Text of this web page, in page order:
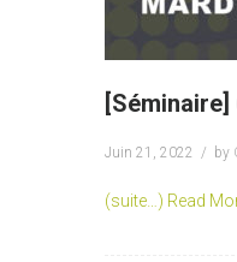
Juin 21, 2022 by
(suite…) Read